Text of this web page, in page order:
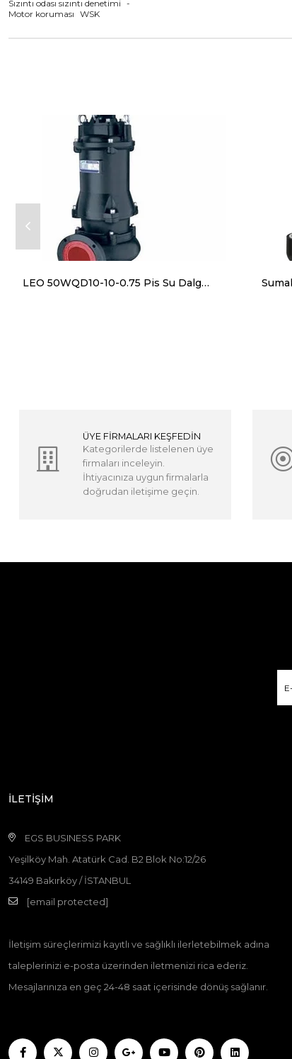
Sızıntı odası sızıntı denetimi -
Motor koruması WSK
LEO 50WQD10-10-0.75 Pis Su Dalgıç Pompa 220V 28 m³/h 13 mss
ÜYE FİRMALARI KEŞFEDİN
Kategorilerde listelenen üye
firmaları inceleyin.
İhtiyacınıza uygun firmalarla
doğrudan iletişime geçin.
İLETİŞİM
EGS BUSINESS PARK
Yeşilköy Mah. Atatürk Cad. B2 Blok No:12/26
34149 Bakırköy / İSTANBUL
[email protected]
İletişim süreçlerimizi kayıtlı ve sağlıklı ilerletebilmek adına
taleplerinizi e-posta üzerinden iletmenizi rica ederiz.
Mesajlarınıza en geç 24-48 saat içerisinde dönüş sağlanır.